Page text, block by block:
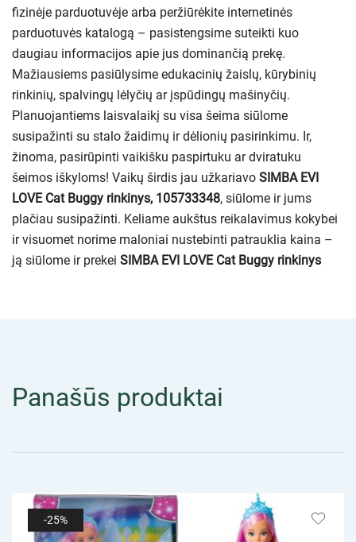
fizinėje parduotuvėje arba peržiūrėkite internetinės
parduotuvės katalogą – pasistengsime suteikti kuo
daugiau informacijos apie jus dominančią prekę.
Mažiausiems pasiūlysime edukacinių žaislų, kūrybinių
rinkinių, spalvingų lėlyčių ar įspūdingų mašinyčių.
Planuojantiems laisvalaikį su visa šeima siūlome
susipažinti su stalo žaidimų ir dėlionių pasirinkimu. Ir,
žinoma, pasirūpinti vaikišku paspirtuku ar dviratuku
šeimos iškyloms! Vaikų širdis jau užkariavo SIMBA EVI
LOVE Cat Buggy rinkinys, 105733348, siūlome ir jums
plačiau susipažinti. Keliame aukštus reikalavimus kokybei
ir visuomet norime maloniai nustebinti patrauklia kaina –
ją siūlome ir prekei SIMBA EVI LOVE Cat Buggy rinkinys
Panašūs produktai
-25%